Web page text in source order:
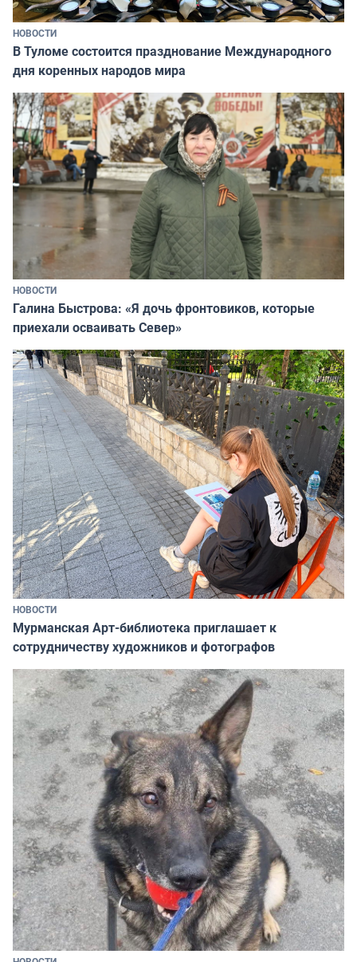
НОВОСТИ
В Туломе состоится празднование Международного
дня коренных народов мира
НОВОСТИ
Галина Быстрова: «Я дочь фронтовиков, которые
приехали осваивать Север»
НОВОСТИ
Мурманская Арт-библиотека приглашает к
сотрудничеству художников и фотографов